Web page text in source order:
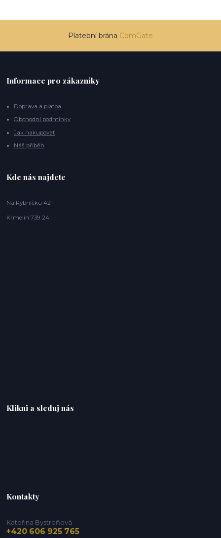
Platební brána ComGate
Informace pro zákazníky
Doprava a platba
Obchodní podmínky
Jak nakupovat
Náš příběh
Kde nás najdete
Na Rybníčku 421
Krmelín 739 24
Klikni a sleduj nás
Kontakty
Kateřina Bystroňová
+420 606 925 765